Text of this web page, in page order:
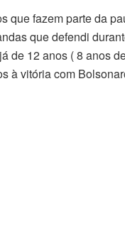
que fazem parte da
que defendi
de 12 anos ( 8 anos
à vitória com